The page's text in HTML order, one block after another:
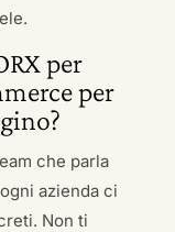
per
per
che parla
azienda ci
Non ti